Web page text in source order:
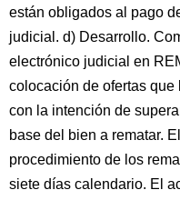
están obligados al pago
judicial. d) Desarrollo.
electrónico judicial en
colocación de ofertas
con la intención de
base del bien a rematar.
procedimiento de los
siete días calendario. El